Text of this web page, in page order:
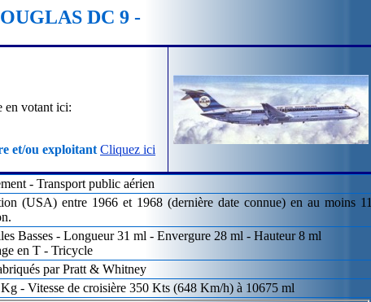
DC 9 -
en votant ici:
et/ou exploitant Cliquez ici
- Transport public aérien
(USA) entre 1966 et 1968 (dernière date connue) en au moins 11
Basses - Longueur 31 ml - Envergure 28 ml - Hauteur 8 ml
en T - Tricycle
par Pratt & Whitney
- Vitesse de croisière 350 Kts (648 Km/h) à 10675 ml